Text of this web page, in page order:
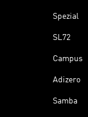
Spezial
SL72
Campus
Adizero
Samba